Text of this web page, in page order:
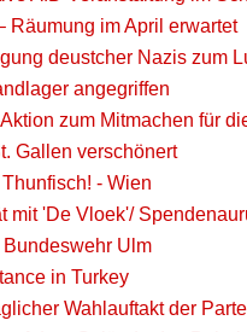
Räumung im April erwartet
deustcher Nazis zum
angegriffen
zum Mitmachen für
Gallen verschönert
- Wien
mit 'De Vloek'/
Ulm
in Turkey
Wahlauftakt der